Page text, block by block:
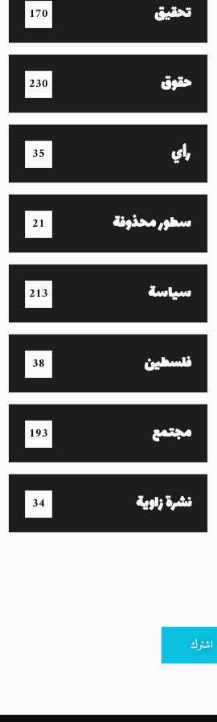
تحقيق 170
حقوق 230
رأي 35
سطور محذوفة 21
سياسة 213
فلسطين 38
مجتمع 193
نشرة زاوية 34
اشترك